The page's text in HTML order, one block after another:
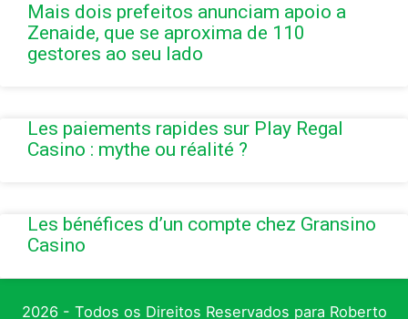
Mais dois prefeitos anunciam apoio a
Zenaide, que se aproxima de 110
gestores ao seu lado
Les paiements rapides sur Play Regal
Casino : mythe ou réalité ?
Les bénéfices d’un compte chez Gransino
Casino
2026 - Todos os Direitos Reservados para Roberto